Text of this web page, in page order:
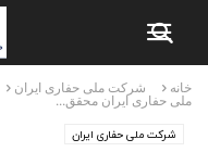
خانه شرکت ملی حفاری ایران
ملی حفاری ایران محقق...
شرکت ملی حفاری ایران